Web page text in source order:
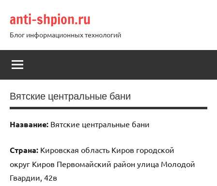
содержимому
anti-shpion.ru
Блог информационных технологий
Вятские центральные бани
Название: Вятские центральные бани
Страна: Кировская область Киров городской
округ Киров Первомайский район улица Молодой
Гвардии, 42в